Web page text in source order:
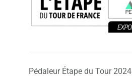
Pédaleur Étape du Tour 2024